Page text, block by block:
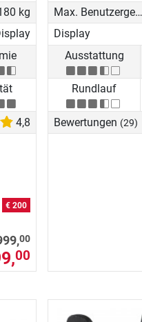
kg
4,8
€ 200
00
00
Max. Benutzergewicht
Display
Ausstattung
Rundlauf
Bewertungen (29)